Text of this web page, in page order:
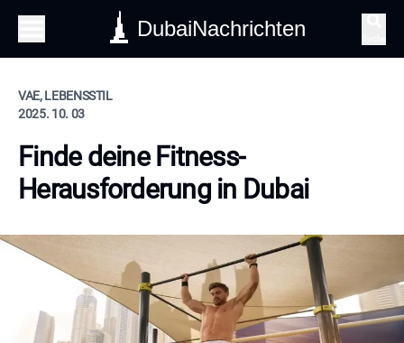
DubaiNachrichten
VAE, LEBENSSTIL
2025. 10. 03
Finde deine Fitness-
Herausforderung in Dubai